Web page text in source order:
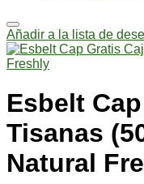
Añadir a la lista de
Esbelt
Tisanas
Natural